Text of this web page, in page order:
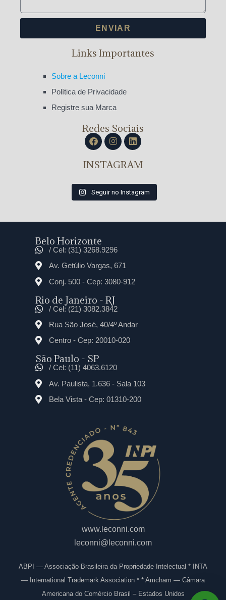
ENVIAR
Links Importantes
Sobre a Leconni
Política de Privacidade
Registre sua Marca
Redes Sociais
INSTAGRAM
Seguir no Instagram
Belo Horizonte
/ Cel: (31) 3268.9296
Av. Getúlio Vargas, 671
Conj. 500 - Cep: 3080-912
Rio de Janeiro - RJ
/ Cel: (21) 3082.3842
Rua São José, 40/4º Andar
Centro - Cep: 20010-020
São Paulo - SP
/ Cel: (11) 4063.6120
Av. Paulista, 1.636 - Sala 103
Bela Vista - Cep: 01310-200
www.leconni.com
leconni@leconni.com
ABPI — Associação Brasileira da Propriedade Intelectual * INTA
— International Trademark Association * * Amcham — Câmara
Americana do Comércio Brasil – Estados Unidos